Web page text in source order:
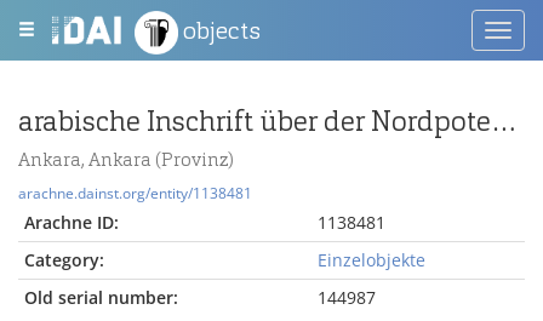
objects
arabische Inschrift über der Nordpoterne der Burg von Ankara
Ankara, Ankara (Provinz)
arachne.dainst.org/entity/1138481
Arachne ID:
1138481
Category:
Einzelobjekte
Old serial number:
144987